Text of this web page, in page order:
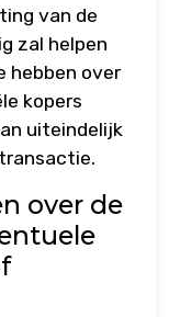
van de
zal helpen
hebben over
kopers
uiteindelijk
over de